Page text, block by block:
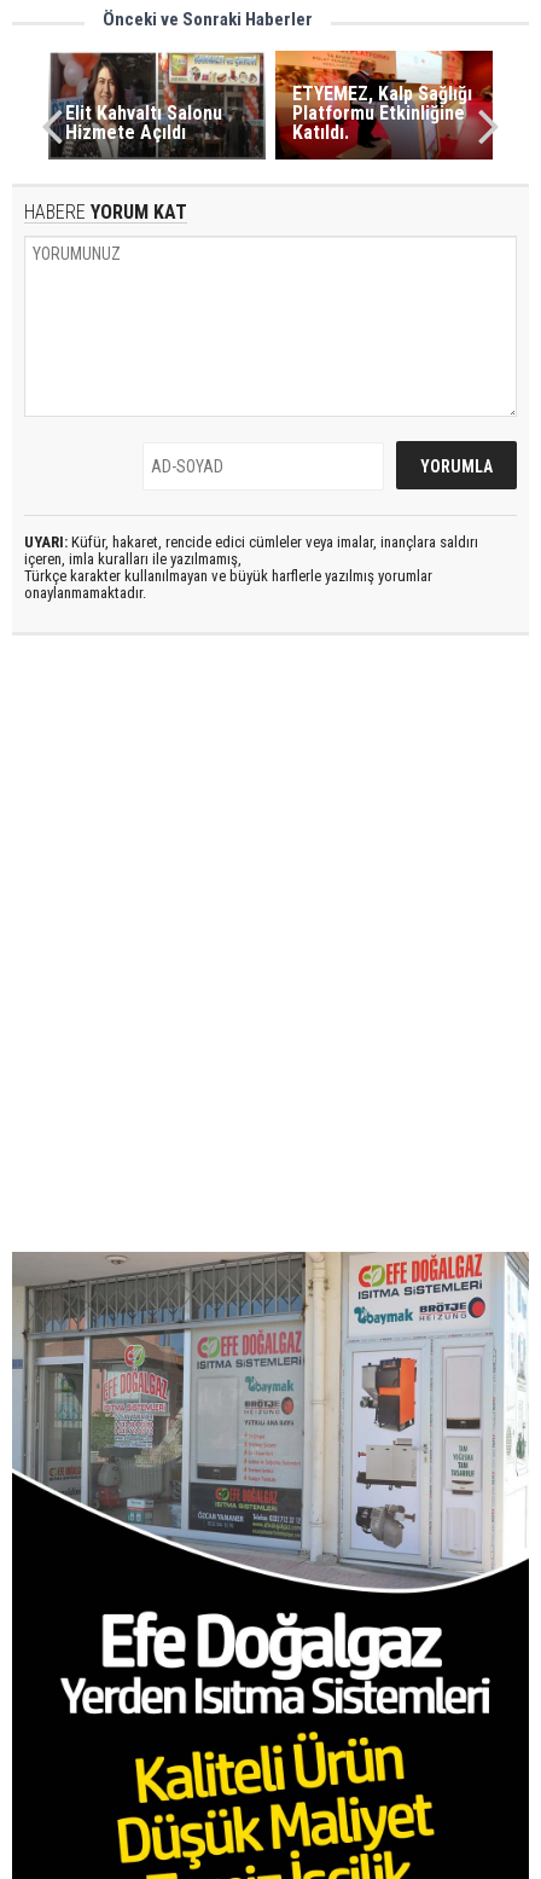
Önceki ve Sonraki Haberler
Elit Kahvaltı Salonu
Hizmete Açıldı
ETYEMEZ, Kalp Sağlığı
Platformu Etkinliğine
Katıldı.
HABERE YORUM KAT
UYARI: Küfür, hakaret, rencide edici cümleler veya imalar, inançlara saldırı
içeren, imla kuralları ile yazılmamış,
Türkçe karakter kullanılmayan ve büyük harflerle yazılmış yorumlar
onaylanmamaktadır.